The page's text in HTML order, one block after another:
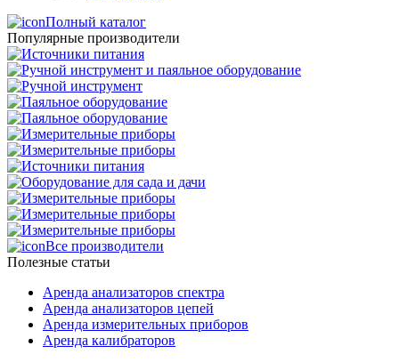
Полный каталог
Популярные производители
Все производители
Полезные статьи
Аренда анализаторов спектра
Аренда анализаторов цепей
Аренда измерительных приборов
Аренда калибраторов